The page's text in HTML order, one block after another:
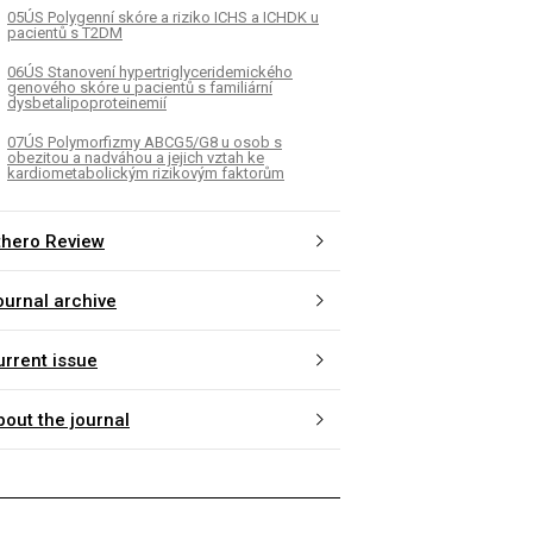
05ÚS Polygenní skóre a riziko ICHS a ICHDK u
pacientů s T2DM
06ÚS Stanovení hypertriglyceridemického
genového skóre u pacientů s familiární
dysbetalipoproteinemií
07ÚS Polymorfizmy ABCG5/G8 u osob s
obezitou a nadváhou a jejich vztah ke
kardiometabolickým rizikovým faktorům
Review
archive
issue
the journal